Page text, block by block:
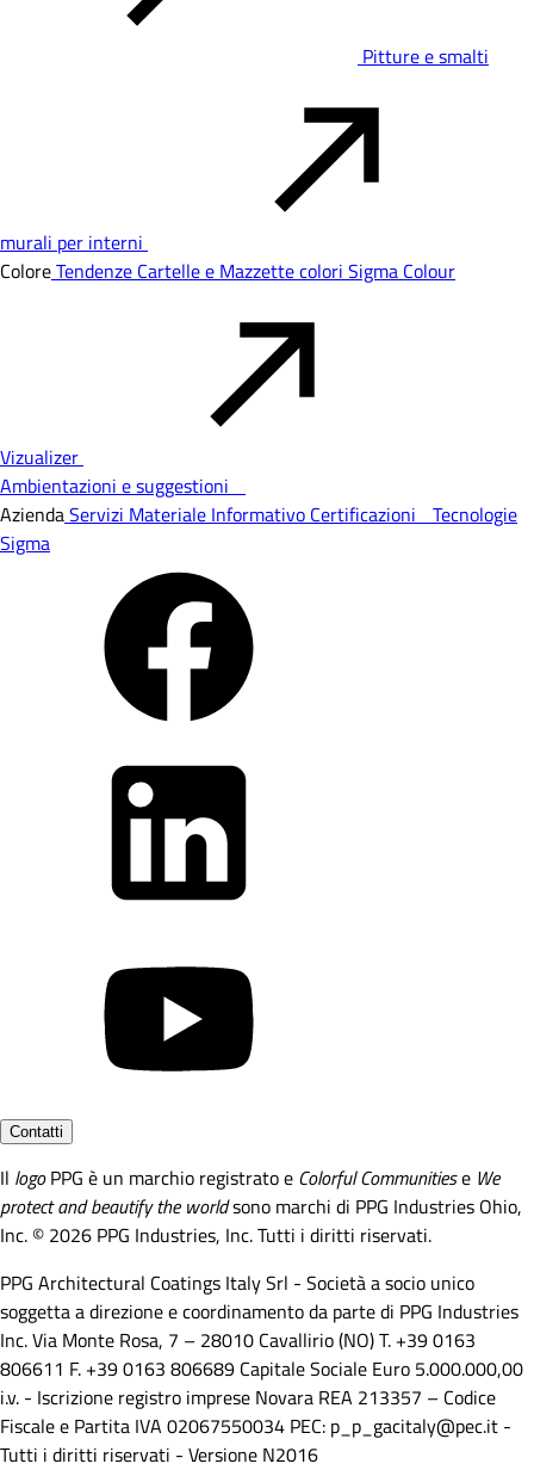
Pitture e smalti
murali per interni
ColoreTendenze Cartelle e Mazzette colori Sigma Colour
Vizualizer
Ambientazioni e suggestioni
AziendaServizi Materiale Informativo Certificazioni Tecnologie
Sigma
Contatti
Il logoPPG è un marchio registrato e Colorful Communitiese We
protect and beautify the worldsono marchi di PPG Industries Ohio,
Inc. © 2026 PPG Industries, Inc. Tutti i diritti riservati.
PPG Architectural Coatings Italy Srl - Società a socio unico
soggetta a direzione e coordinamento da parte di PPG Industries
Inc. Via Monte Rosa, 7 – 28010 Cavallirio (NO) T. +39 0163
806611 F. +39 0163 806689 Capitale Sociale Euro 5.000.000,00
i.v. - Iscrizione registro imprese Novara REA 213357 – Codice
Fiscale e Partita IVA 02067550034 PEC: p_p_gacitaly@pec.it -
Tutti i diritti riservati - Versione N2016